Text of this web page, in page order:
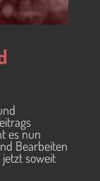
es nun
Bearbeiten
soweit